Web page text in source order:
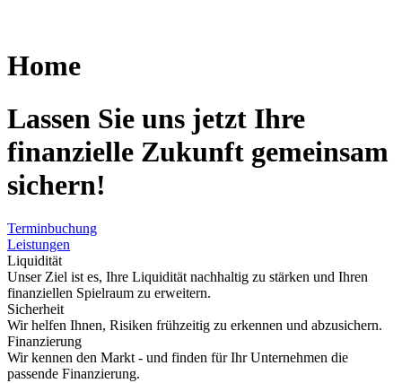
Home
Lassen Sie uns jetzt Ihre
finanzielle Zukunft gemeinsam
sichern!
Terminbuchung
Leistungen
Liquidität
Unser Ziel ist es, Ihre Liquidität nachhaltig zu stärken und Ihren
finanziellen Spielraum zu erweitern.
Sicherheit
Wir helfen Ihnen, Risiken frühzeitig zu erkennen und abzusichern.
Finanzierung​
Wir kennen den Markt - und finden für Ihr Unternehmen die
passende Finanzierung.